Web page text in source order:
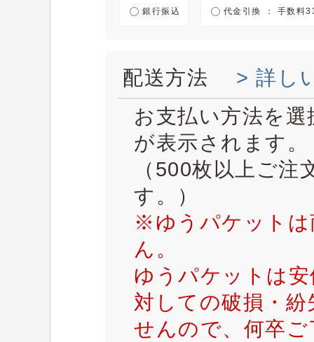
銀行振込 代金引換 ： 手数料
配送方法
> 詳し
お支払い方法を
が表示されます。
（500枚以上ご
す。）
※ゆうパケットは
ん。
ゆうパケットは
対しての破損・
せんので、何卒